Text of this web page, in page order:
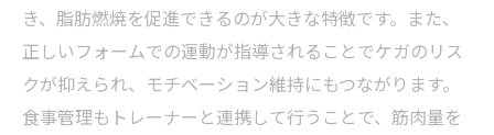
き、脂肪燃焼を促進できるのが大きな特徴です。また、
正しいフォームでの運動が指導されることでケガのリス
クが抑えられ、モチベーション維持にもつながります。
食事管理もトレーナーと連携して行うことで、筋肉量を